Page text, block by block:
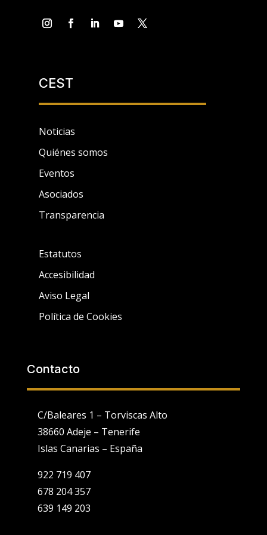
CEST
Noticias
Quiénes somos
Eventos
Asociados
Transparencia
Estatutos
Accesibilidad
Aviso Legal
Política de Cookies
Contacto
C/Baleares 1 – Torviscas Alto
38660 Adeje – Tenerife
Islas Canarias – España
922 719 407
678 204 357
639 149 203